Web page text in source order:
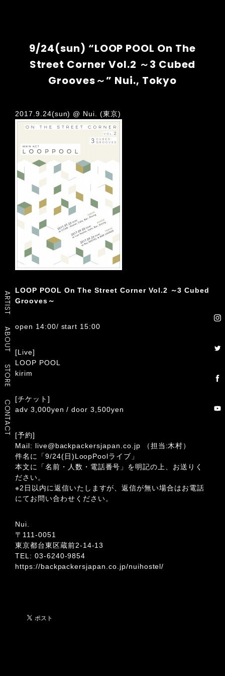
ARTIST
ABOUT
STORE
CONTACT
9/24(sun) “LOOP POOL On The
Street Corner Vol.2 ～3 Cubed
Grooves～” Nui., Tokyo
2017.9.24(sun) @ Nui. (東京)
LOOP POOL On The Street Corner Vol.2 ～3 Cubed
Grooves～
open 14:00/ start 15:00
[Live]
LOOP POOL
kirim
[チケット]
adv 3,000yen / door 3,500yen
[予約]
Mail: live@backpackersjapan.co.jp
（担当:木村）
件名に「9/24(日)LoopPoolライブ」
本文に「名前・人数・電話番号」を明記の上、お送りく
ださい。
※2日以内に返信いたしますが、返信が無い場合はお電話
にてお問い合わせください。
Nui.
〒111-0051
東京都台東区蔵前2-14-13
TEL: 03-6240-9854
https://backpackersjapan.co.jp/nuihostel/